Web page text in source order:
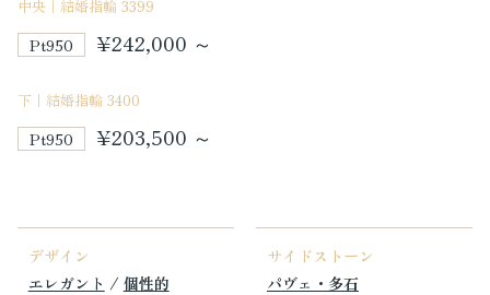
中央｜結婚指輪 3399
Pt950 ¥242,000 ～
下｜結婚指輪 3400
Pt950 ¥203,500 ～
デザイン
エレガント / 個性的
サイドストーン
パヴェ・多石